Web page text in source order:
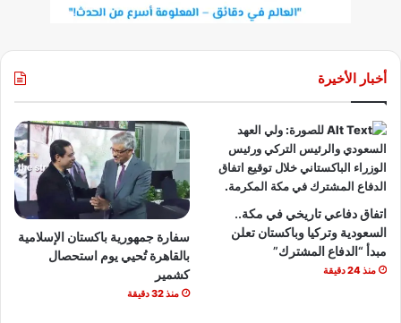
أخبار الأخيرة
اتفاق دفاعي تاريخي في مكة..
السعودية وتركيا وباكستان تعلن
مبدأ “الدفاع المشترك”
منذ 24 دقيقة
سفارة جمهورية باكستان الإسلامية
بالقاهرة تُحيي يوم استحصال
كشمير
منذ 32 دقيقة